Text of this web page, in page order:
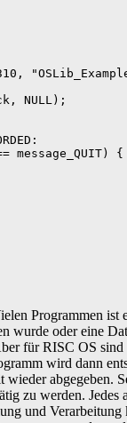
NULL);
message_QUIT) {
Programmen ist
wurde oder eine
für RISC OS sind
wird dann
abgegeben.
zu werden. Jedes
und